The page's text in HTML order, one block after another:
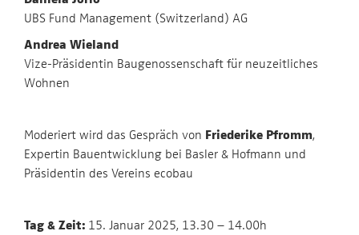
UBS Fund Management (Switzerland) AG
Andrea Wieland
Vize-Präsidentin Baugenossenschaft für neuzeitliches
Wohnen
Moderiert wird das Gespräch von Friederike Pfromm,
Expertin Bauentwicklung bei Basler & Hofmann und
Präsidentin des Vereins ecobau
Tag & Zeit: 15. Januar 2025, 13.30 – 14.00h